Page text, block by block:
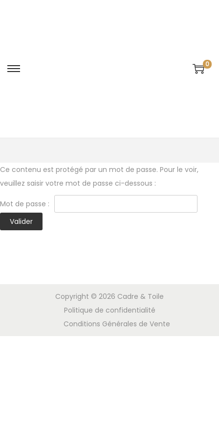
0
Ce contenu est protégé par un mot de passe. Pour le voir,
veuillez saisir votre mot de passe ci-dessous :
Mot de passe :
Copyright © 2026 Cadre & Toile
Politique de confidentialité
Conditions Générales de Vente